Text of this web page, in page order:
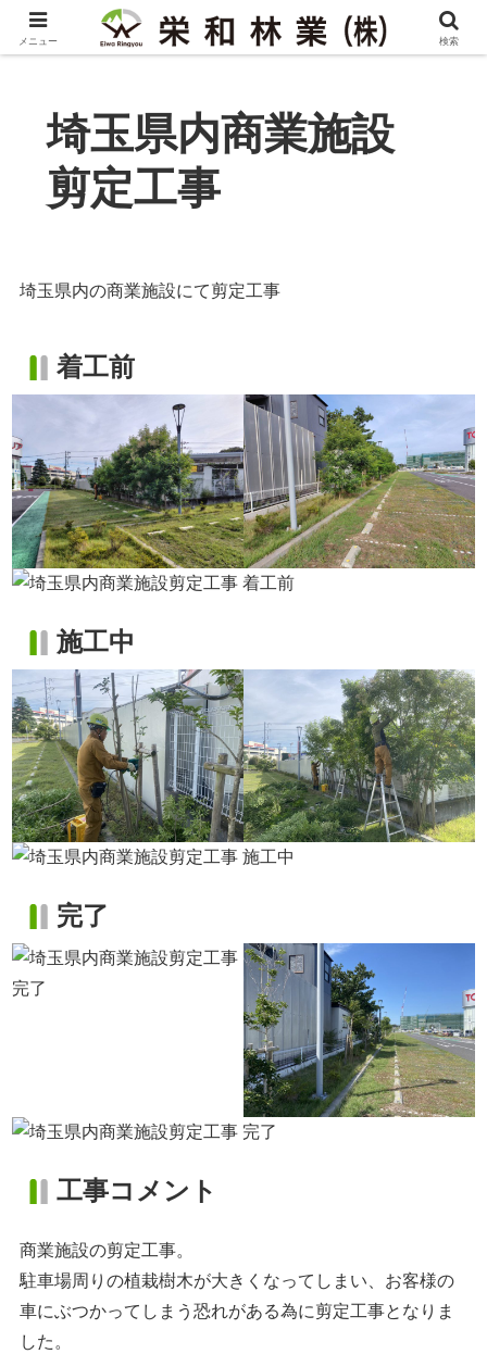
埼玉県内商業施設
剪定工事
埼玉県内の商業施設にて剪定工事
着工前
施工中
完了
工事コメント
商業施設の剪定工事。
駐車場周りの植栽樹木が大きくなってしまい、お客様の
車にぶつかってしまう恐れがある為に剪定工事となりま
した。
メニュー 検索